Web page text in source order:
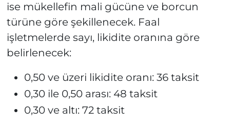
ise mükellefin mali gücüne ve borcun
türüne göre şekillenecek. Faal
işletmelerde sayı, likidite oranına göre
belirlenecek:
0,50 ve üzeri likidite oranı: 36 taksit
0,30 ile 0,50 arası: 48 taksit
0,30 ve altı: 72 taksit